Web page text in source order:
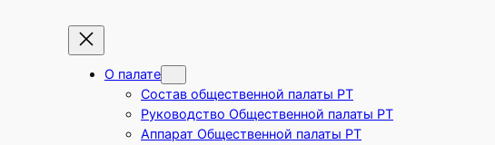
О палате
Состав общественной палаты РТ
Руководство Общественной палаты РТ
Аппарат Общественной палаты РТ